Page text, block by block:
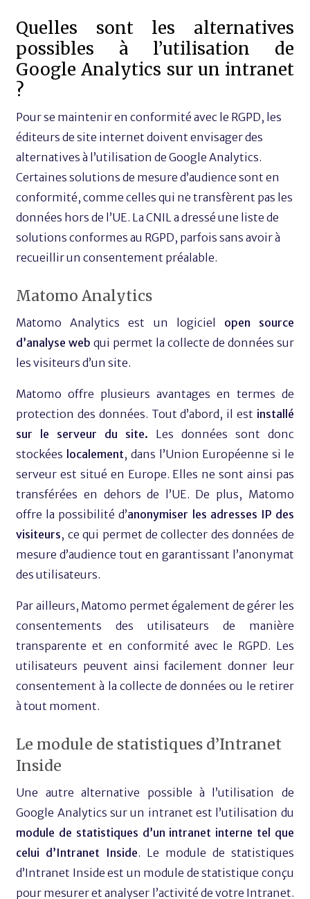
Quelles sont les alternatives
possibles à l’utilisation de
Google Analytics sur un intranet
?
Pour se maintenir en conformité avec le RGPD, les
éditeurs de site internet doivent envisager des
alternatives à l’utilisation de Google Analytics.
Certaines solutions de mesure d’audience sont en
conformité, comme celles qui ne transfèrent pas les
données hors de l’UE. La CNIL a dressé une liste de
solutions conformes au RGPD, parfois sans avoir à
recueillir un consentement préalable.
Matomo Analytics
Matomo Analytics est un logiciel open source
d’analyse web qui permet la collecte de données sur
les visiteurs d’un site.
Matomo offre plusieurs avantages en termes de
protection des données. Tout d’abord, il est installé
sur le serveur du site. Les données sont donc
stockées localement, dans l’Union Européenne si le
serveur est situé en Europe. Elles ne sont ainsi pas
transférées en dehors de l’UE. De plus, Matomo
offre la possibilité d’anonymiser les adresses IP des
visiteurs, ce qui permet de collecter des données de
mesure d’audience tout en garantissant l’anonymat
des utilisateurs.
Par ailleurs, Matomo permet également de gérer les
consentements des utilisateurs de manière
transparente et en conformité avec le RGPD. Les
utilisateurs peuvent ainsi facilement donner leur
consentement à la collecte de données ou le retirer
à tout moment.
Le module de statistiques d’Intranet
Inside
Une autre alternative possible à l’utilisation de
Google Analytics sur un intranet est l’utilisation du
module de statistiques d’un intranet interne tel que
celui d’Intranet Inside. Le module de statistiques
d’Intranet Inside est un module de statistique conçu
pour mesurer et analyser l’activité de votre Intranet.